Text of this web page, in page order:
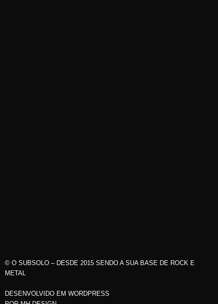
© O SUBSOLO – DESDE 2015 SENDO A SUA BASE DE ROCK E
METAL
DESENVOLVIDO EM WORDPRESS